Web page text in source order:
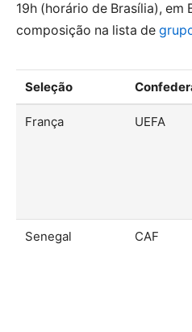
19h (horário de Brasília), em
composição na lista de
Seleção
França UEFA
Senegal CAF